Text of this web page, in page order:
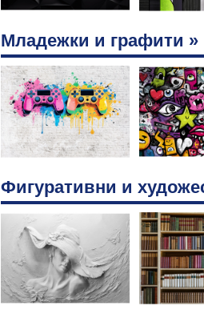
Младежки и графити »
Фигуративни и